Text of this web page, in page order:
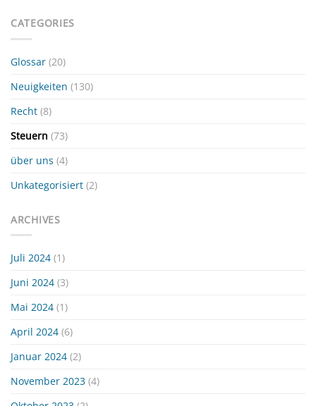
CATEGORIES
Glossar (20)
Neuigkeiten (130)
Recht (8)
Steuern (73)
über uns (4)
Unkategorisiert (2)
ARCHIVES
Juli 2024 (1)
Juni 2024 (3)
Mai 2024 (1)
April 2024 (6)
Januar 2024 (2)
November 2023 (4)